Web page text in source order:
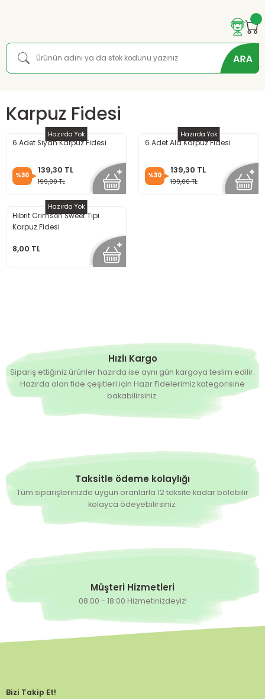
Karpuz Fidesi
Hazırda Yok
6 Adet Siyah Karpuz Fidesi
%30
139,30 TL
199,00 TL
Hazırda Yok
6 Adet Ala Karpuz Fidesi
%30
139,30 TL
199,00 TL
Hazırda Yok
Hibrit Crimson Sweet Tipi
Karpuz Fidesi
8,00 TL
Hızlı Kargo
Sipariş ettiğiniz ürünler hazırda ise aynı gün kargoya teslim edilir.
Hazırda olan fide çeşitleri için Hazır Fidelerimiz kategorisine
bakabilirsiniz.
Taksitle ödeme kolaylığı
Tüm siparişlerinizde uygun oranlarla 12 taksite kadar bölebilir
kolayca ödeyebilirsiniz.
Müşteri Hizmetleri
08:00 - 18:00 Hizmetinizdeyiz!
Bizi Takip Et!